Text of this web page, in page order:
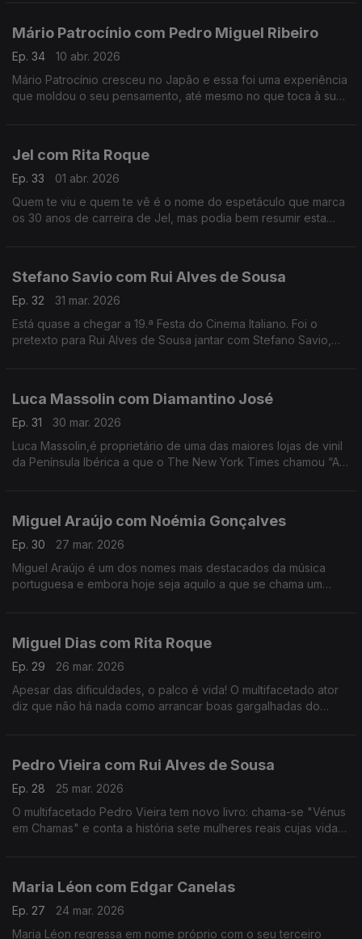
Mário Patrocínio com Pedro Miguel Ribeiro
Ep. 34
10 abr. 2026
Mário Patrocínio cresceu no Japão e essa foi uma experiência
que moldou o seu pensamento, até mesmo no que toca à sua
Jel com Rita Roque
Ep. 33
01 abr. 2026
Quem te viu e quem te vê é o nome do espetáculo que marca
os 30 anos de carreira de Jel, mas podia bem resumir esta
Stefano Savio com Rui Alves de Sousa
Ep. 32
31 mar. 2026
Está quase a chegar a 19.ª Festa do Cinema Italiano. Foi o
pretexto para Rui Alves de Sousa jantar com Stefano Savio,
Luca Massolin com Diamantino José
Ep. 31
30 mar. 2026
Luca Massolin,é proprietário de uma das maiores lojas de vinil
da Península Ibérica a que o The New York Times chamou “A
Miguel Araújo com Noémia Gonçalves
Ep. 30
27 mar. 2026
Miguel Araújo é um dos nomes mais destacados da música
portuguesa e embora hoje seja aquilo a que se chama um
Miguel Dias com Rita Roque
Ep. 29
26 mar. 2026
Apesar das dificuldades, o palco é vida! O multifacetado ator
diz que não há nada como arrancar boas gargalhadas do
Pedro Vieira com Rui Alves de Sousa
Ep. 28
25 mar. 2026
O multifacetado Pedro Vieira tem novo livro: chama-se "Vénus
em Chamas" e conta a história sete mulheres reais cujas vidas
Maria Léon com Edgar Canelas
Ep. 27
24 mar. 2026
Maria Léon regressa em nome próprio com o seu terceiro